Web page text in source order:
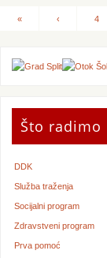
« ‹ 4
Što radimo
DDK
Služba traženja
Socijalni program
Zdravstveni program
Prva pomoć